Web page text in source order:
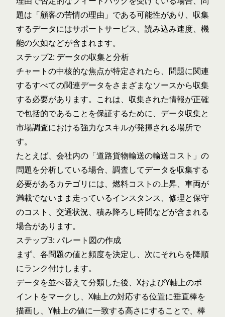
題は「顧客の苦情の理由」である可能性があり、収集
するデータにはサポートサービス、読み込み速度、機
能の欠如などが含まれます。
ステップ2: データの収集と分析
チャートの中核的な焦点が特定されたら、問題に関連
するすべての関連データをさまざまなソースから収集
する必要があります。これは、収集された情報が正確
で包括的であることを保証するために、データ収集と
市場調査における強力なスキルが発揮される場所で
す。
たとえば、会社内の「道路貨物輸送の輸送コスト」の
問題を分析している場合、調査してデータを収集する
必要があるカテゴリには、燃料コストの上昇、車両が
満載でないまま走っているインスタンス、修理と保守
のコスト、交通状況、積み降ろし時間などが含まれる
場合があります。
ステップ3: パレート図の作成
まず、各問題の値と頻度を決定し、次にそれらを降順
にランク付けします。
データを並べ替えて分類した後、XおよびY軸上のポ
イントをマークし、X軸上の対応する位置に垂直棒を
描画し、Y軸上の値に一致する高さにすることで、棒